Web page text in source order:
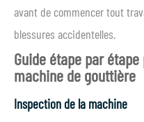
avant de commencer tout
blessures accidentelles.
Guide étape par
machine de gouttière
Inspection de la machine